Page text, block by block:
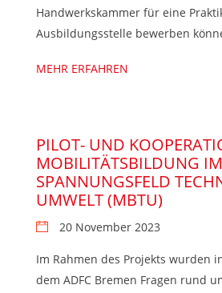
Handwerkskammer für eine
Ausbildungsstelle bewerben
MEHR ERFAHREN
PILOT- UND
MOBILITÄTSBILDUNG IM
SPANNUNGSFELD
UMWELT (MBTU)
20 November 2023
Im Rahmen des Projekts wurden
dem ADFC Bremen Fragen rund